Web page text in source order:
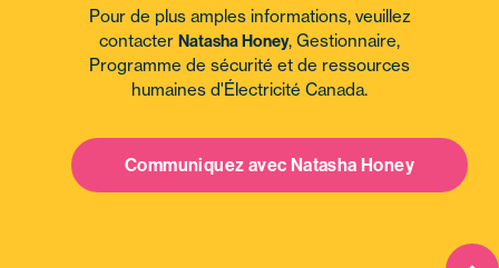
Pour de plus amples informations, veuillez
contacter Natasha Honey, Gestionnaire,
Programme de sécurité et de ressources
humaines d'Électricité Canada.
Communiquez avec Natasha Honey